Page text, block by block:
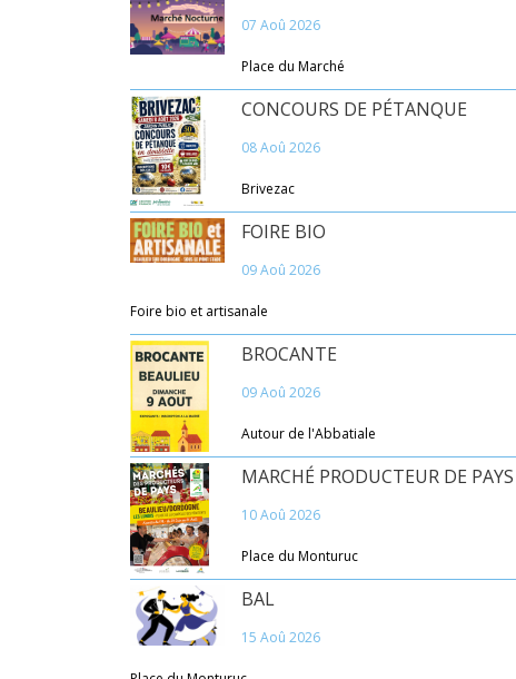
07 Aoû 2026
Place du Marché
CONCOURS DE PÉTANQUE
08 Aoû 2026
Brivezac
FOIRE BIO
09 Aoû 2026
Foire bio et artisanale
BROCANTE
09 Aoû 2026
Autour de l'Abbatiale
MARCHÉ PRODUCTEUR DE PAYS
10 Aoû 2026
Place du Monturuc
BAL
15 Aoû 2026